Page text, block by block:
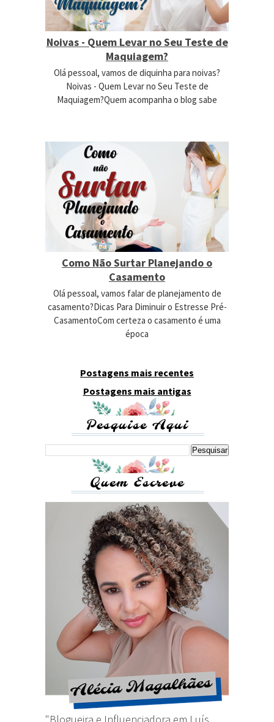
Noivas - Quem Levar no Seu Teste de
Maquiagem?
Olá pessoal, vamos de diquinha para noivas?
Noivas - Quem Levar no Seu Teste de
Maquiagem?Quem acompanha o blog sabe
Como Não Surtar Planejando o
Casamento
Olá pessoal, vamos falar de planejamento de
casamento?Dicas Para Diminuir o Estresse Pré-
CasamentoCom certeza o casamento é uma
época
Postagens mais recentes
Postagens mais antigas
Pesquise Aqui
Quem Escreve
"Blogueira e Influenciadora em Luís